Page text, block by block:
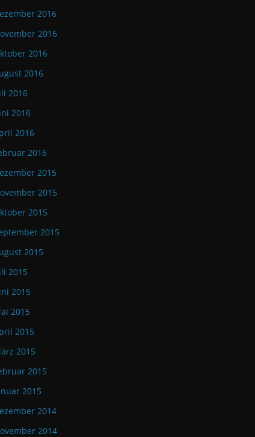
2016
2016
2016
2016
2016
2016
2016
2016
2015
2015
2015
2015
2015
2015
2015
2015
2015
2015
2015
2015
2014
2014